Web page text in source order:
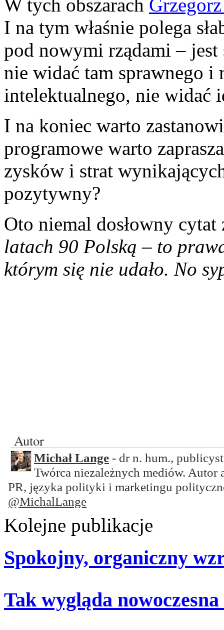
W tych obszarach
I na tym właśnie polega
pod nowymi rządami –
nie widać tam sprawnego i
intelektualnego, nie widać
I na koniec warto
programowe warto
zysków i strat
pozytywny?
Oto niemal dosłowny cytat
latach 90 Polską – to
którym się nie udało. No
Autor
Michał Lange - dr n. hum.,
Twórca niezależnych mediów. Autor
PR, języka polityki i marketingu
@MichalLange
Kolejne publikacje
Spokojny, organiczny
Tak wygląda